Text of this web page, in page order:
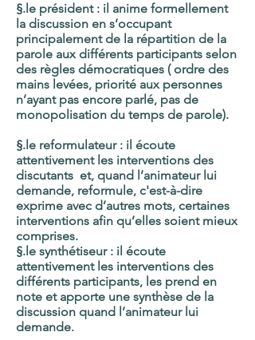
§.le président : il anime formellement
la discussion en s’occupant
principalement de la répartition de la
parole aux différents participants selon
des règles démocratiques ( ordre des
mains levées, priorité aux personnes
n’ayant pas encore parlé, pas de
monopolisation du temps de parole).
§.le reformulateur : il écoute
attentivement les interventions des
discutants et, quand l’animateur lui
demande, reformule, c'est-à-dire
exprime avec d’autres mots, certaines
interventions afin qu’elles soient mieux
comprises.
§.le synthétiseur : il écoute
attentivement les interventions des
différents participants, les prend en
note et apporte une synthèse de la
discussion quand l’animateur lui
demande.